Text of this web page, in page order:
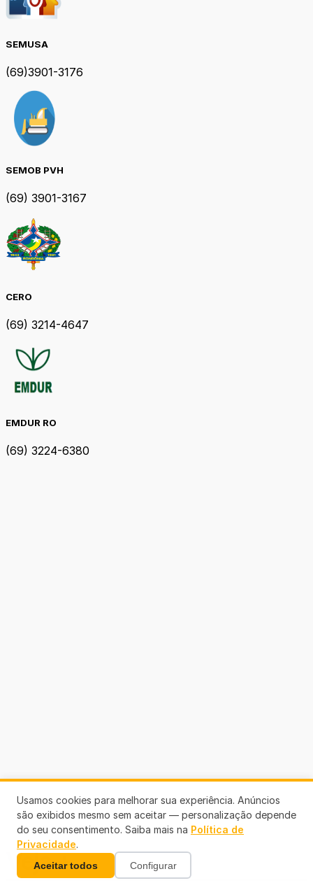
SEMUSA
(69)3901-3176
SEMOB PVH
(69) 3901-3167
CERO
(69) 3214-4647
EMDUR RO
(69) 3224-6380
Veja +
Usamos cookies para melhorar sua experiência. Anúncios
são exibidos mesmo sem aceitar — personalização depende
do seu consentimento. Saiba mais na Política de
Privacidade.
Aceitar todos Configurar